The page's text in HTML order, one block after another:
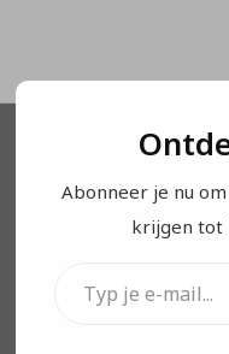
MET
Langs
Abonneer je nu
krijgen tot
Typ je e-mail...